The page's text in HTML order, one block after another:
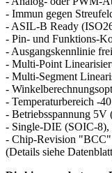
- Immun gegen
- ASIL-B Ready
- Pin- und Funktions-
- Ausgangskennlinie
- Multi-Point
- Multi-Segment
-
- Temperaturbereich -
- Betriebsspannung 5V
- Single-DIE (SOIC-
- Chip-Revision "BCC"
(Details siehe